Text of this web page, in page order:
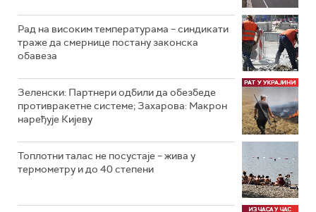
Рад на високим температурама – синдикати
траже да смернице постану законска
обавеза
Зеленски: Партнери одбили да обезбеде
противракетне системе; Захарова: Макрон
наређује Кијеву
Топлотни талас не посустаје – жива у
термометру и до 40 степени